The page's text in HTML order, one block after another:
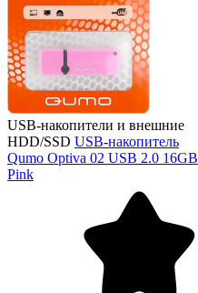
USB-накопители и внешние
HDD/SSD USB-накопитель
Qumo Optiva 02 USB 2.0 16GB
Pink